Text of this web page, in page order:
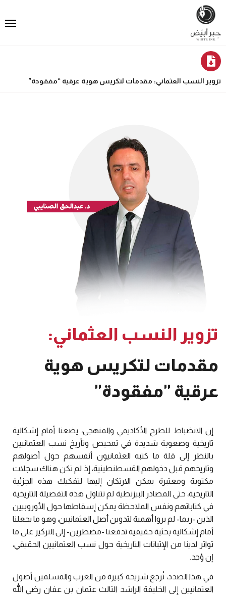
تزوير النسب العثماني: مقدمات لتكريس هوية عرقية “مفقودة”
تزوير النسب العثماني:
مقدمات لتكريس هوية
عرقية "مفقودة"
إن الانضباط للطرح الأكاديمي والمنهجي، يضعنا أمام إشكالية
تاريخية وصعوبة شديدة في تمحيص وتأريخ نسب العثمانيين
بالنظر إلى قلة ما كتبه العثمانيون أنفسهم حول أصولهم
وتاريخهم قبل دخولهم القسطنطينية، إذ لم تكن هناك سجلات
مكتوبة ومعتبرة يمكن الارتكان إليها لتفكيك هذه الجزئية
التاريخية، حتى المصادر البيزنطية لم تتناول هذه التفصيلة التاريخية
في كتاباتهم ونفس الملاحظة يمكن إسقاطها حول الأوروبيين
الذين -ربما- لم يروا أهمية لتدوين أصل العثمانيين، وهو ما يجعلنا
أمام إشكالية بحثية حقيقية تدفعنا -مضطرين- إلى التركيز على ما
تواتر لدينا من الإثباتات التاريخية حول نسب العثمانيين الحقيقي،
إن وُجد.
في هذا الصدد، تُرجع شريحة كبيرة من العرب والمسلمين أصول
العثمانيين إلى الخليفة الراشد الثالث عثمان بن عفان رضي الله